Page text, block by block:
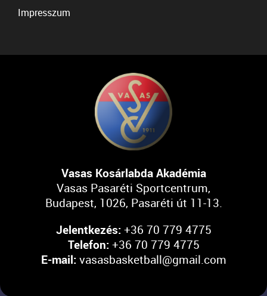
Impresszum
Vasas Kosárlabda Akadémia
Vasas Pasaréti Sportcentrum,
Budapest, 1026, Pasaréti út 11-13.
Jelentkezés: +36 70 779 4775
Telefon: +36 70 779 4775
E-mail: vasasbasketball@gmail.com